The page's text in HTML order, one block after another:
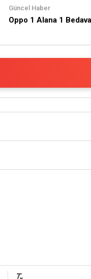
Güncel Haber
Oppo 1 Alana 1